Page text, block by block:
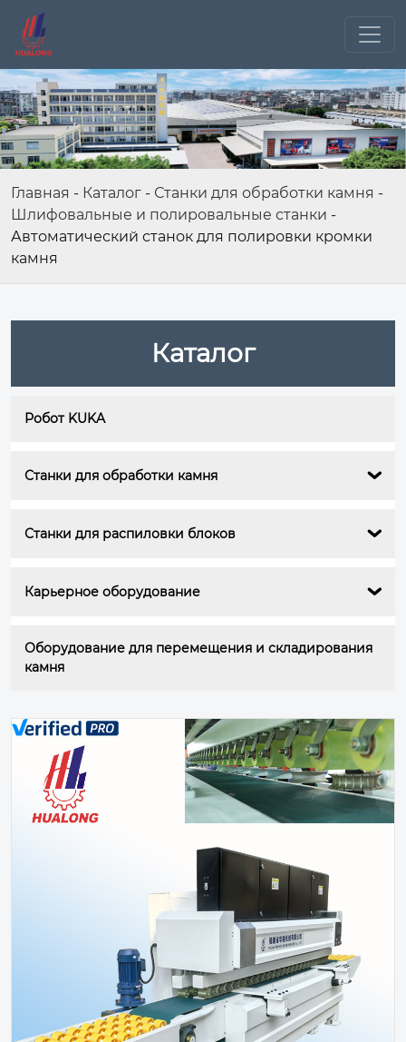
Главная - Каталог - Станки для обработки камня -
Шлифовальные и полировальные станки -
Автоматический станок для полировки кромки
камня
Каталог
Робот KUKA
Станки для обработки камня 
Станки для распиловки блоков 
Карьерное оборудование 
Оборудование для перемещения и складирования
камня